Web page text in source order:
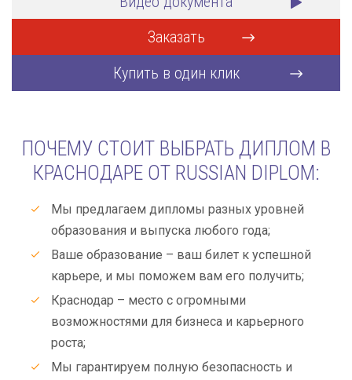
Заказать
Купить в один клик
ПОЧЕМУ СТОИТ ВЫБРАТЬ ДИПЛОМ В
КРАСНОДАРЕ ОТ RUSSIAN DIPLOM:
Мы предлагаем дипломы разных уровней
образования и выпуска любого года;
Ваше образование – ваш билет к успешной
карьере, и мы поможем вам его получить;
Краснодар – место с огромными
возможностями для бизнеса и карьерного
роста;
Мы гарантируем полную безопасность и